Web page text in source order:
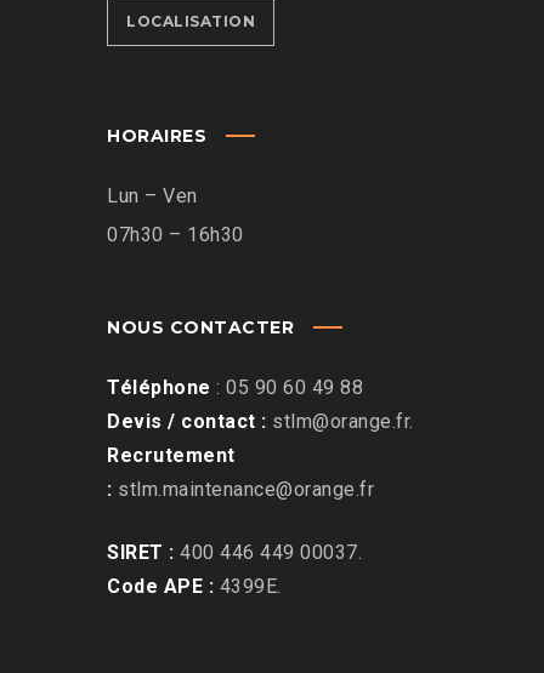
LOCALISATION
HORAIRES
Lun – Ven
07h30 – 16h30
NOUS CONTACTER
Téléphone : 05 90 60 49 88
Devis / contact : stlm@orange.fr.
Recrutement
: stlm.maintenance@orange.fr
SIRET : 400 446 449 00037.
Code APE : 4399E.